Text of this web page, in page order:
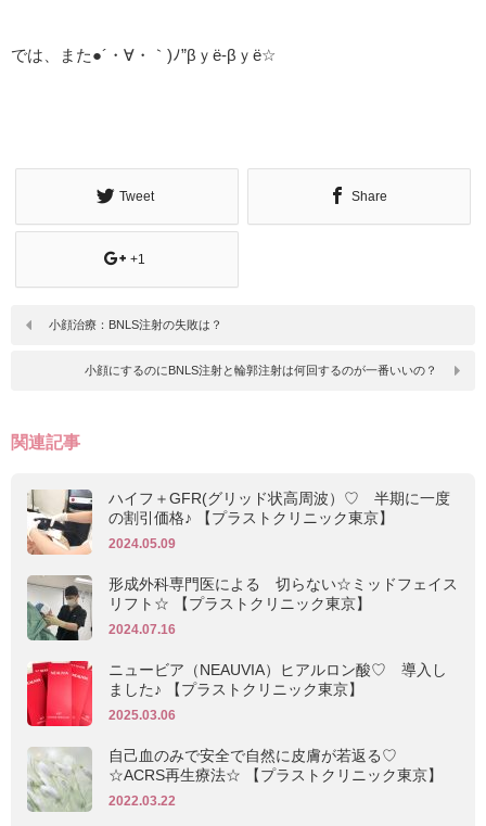
では、また●´・∀・｀)ﾉ”βｙё-βｙё☆
Tweet Share
+1
小顔治療：BNLS注射の失敗は？
小顔にするのにBNLS注射と輪郭注射は何回するのが一番いいの？
関連記事
ハイフ＋GFR(グリッド状高周波）♡ 半期に一度
の割引価格♪ 【プラストクリニック東京】
2024.05.09
形成外科専門医による 切らない☆ミッドフェイス
リフト☆ 【プラストクリニック東京】
2024.07.16
ニュービア（NEAUVIA）ヒアルロン酸♡ 導入し
ました♪ 【プラストクリニック東京】
2025.03.06
自己血のみで安全で自然に皮膚が若返る♡
☆ACRS再生療法☆ 【プラストクリニック東京】
2022.03.22